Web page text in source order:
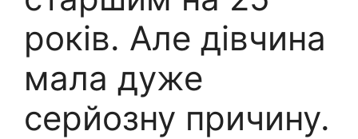
років. Але дівчина
мала дуже
серйозну причину.